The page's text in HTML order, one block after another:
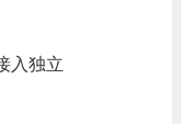
入独立